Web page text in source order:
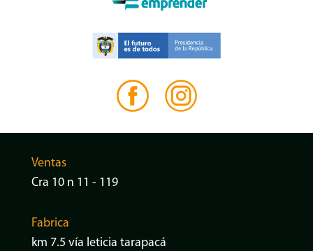
Ventas
Cra 10 n 11 - 119
Fabrica
km 7.5 vía leticia tarapacá